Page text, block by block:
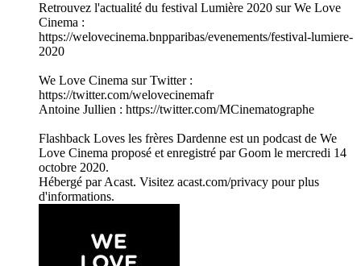
Retrouvez l'actualité du festival Lumière 2020 sur We Love
Cinema :
https://welovecinema.bnpparibas/evenements/festival-lumiere-
2020
We Love Cinema sur Twitter :
https://twitter.com/welovecinemafr
Antoine Jullien : https://twitter.com/MCinematographe
Flashback Loves les frères Dardenne est un podcast de We
Love Cinema proposé et enregistré par Goom le mercredi 14
octobre 2020.
Hébergé par Acast. Visitez acast.com/privacy pour plus
d'informations.